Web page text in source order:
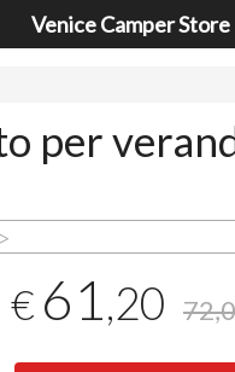
Venice Camper Store
per
€ 61,20